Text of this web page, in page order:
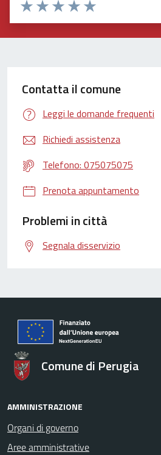
Valuta 5 stelle su 5
Valuta 4 stelle su 5
Valuta 3 stelle su 5
Valuta 2 stelle su 5
Valuta 1 stelle su 5
Contatta il comune
Leggi le domande frequenti
Richiedi assistenza
Telefono: 075075075
Prenota appuntamento
Problemi in città
Segnala disservizio
Comune di Perugia
AMMINISTRAZIONE
Organi di governo
Aree amministrative